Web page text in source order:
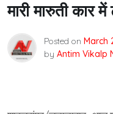
मारी मारुती कार
Posted on March
by Antim Vikalp